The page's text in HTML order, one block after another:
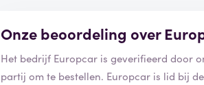
Onze beoordeling over
Het bedrijf Europcar is geverifieerd door
partij om te bestellen. Europcar is lid bij